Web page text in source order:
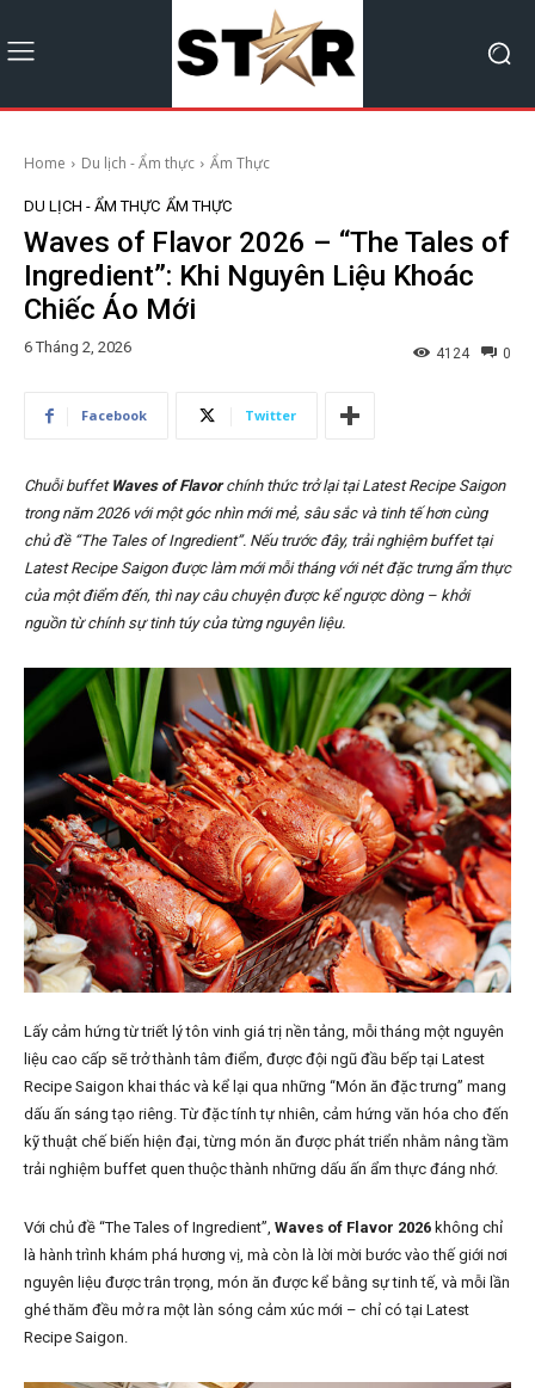
Home Du lịch - Ẩm thực Ẩm Thực
DU LỊCH - ẨM THỰC ẨM THỰC
Waves of Flavor 2026 – “The Tales of
Ingredient”: Khi Nguyên Liệu Khoác
Chiếc Áo Mới
6 Tháng 2, 2026 0
4124
Facebook Twitter
Chuỗi buffet Waves of Flavorchính thức trở lại tại Latest Recipe Saigon
trong năm 2026 với một góc nhìn mới mẻ, sâu sắc và tinh tế hơn cùng
chủ đề “The Tales of Ingredient”. Nếu trước đây, trải nghiệm buffet tại
Latest Recipe Saigon được làm mới mỗi tháng với nét đặc trưng ẩm thực
của một điểm đến, thì nay câu chuyện được kể ngược dòng – khởi
nguồn từ chính sự tinh túy của từng nguyên liệu.
Lấy cảm hứng từ triết lý tôn vinh giá trị nền tảng, mỗi tháng một nguyên
liệu cao cấp sẽ trở thành tâm điểm, được đội ngũ đầu bếp tại Latest
Recipe Saigon khai thác và kể lại qua những “Món ăn đặc trưng” mang
dấu ấn sáng tạo riêng. Từ đặc tính tự nhiên, cảm hứng văn hóa cho đến
kỹ thuật chế biến hiện đại, từng món ăn được phát triển nhằm nâng tầm
trải nghiệm buffet quen thuộc thành những dấu ấn ẩm thực đáng nhớ.
Với chủ đề “The Tales of Ingredient”, Waves of Flavor 2026 không chỉ
là hành trình khám phá hương vị, mà còn là lời mời bước vào thế giới nơi
nguyên liệu được trân trọng, món ăn được kể bằng sự tinh tế, và mỗi lần
ghé thăm đều mở ra một làn sóng cảm xúc mới – chỉ có tại Latest
Recipe Saigon.